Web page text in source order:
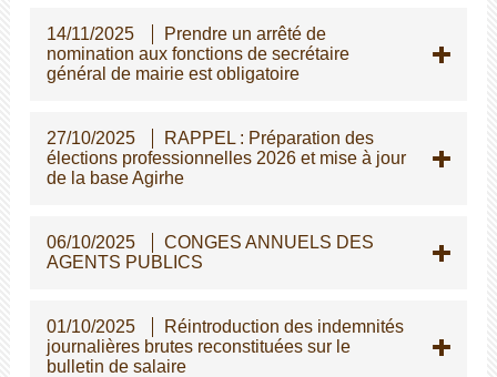
14/11/2025
Prendre un arrêté de
nomination aux fonctions de secrétaire
général de mairie est obligatoire
27/10/2025
RAPPEL : Préparation des
élections professionnelles 2026 et mise à jour
de la base Agirhe
06/10/2025
CONGES ANNUELS DES
AGENTS PUBLICS
01/10/2025
Réintroduction des indemnités
journalières brutes reconstituées sur le
bulletin de salaire